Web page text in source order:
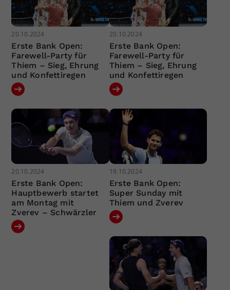
20.10.2024
Erste Bank Open:
Farewell-Party für
Thiem – Sieg, Ehrung
und Konfettiregen
20.10.2024
Erste Bank Open:
Farewell-Party für
Thiem – Sieg, Ehrung
und Konfettiregen
20.10.2024
Erste Bank Open:
Hauptbewerb startet
am Montag mit
Zverev – Schwärzler
19.10.2024
Erste Bank Open:
Super Sunday mit
Thiem und Zverev